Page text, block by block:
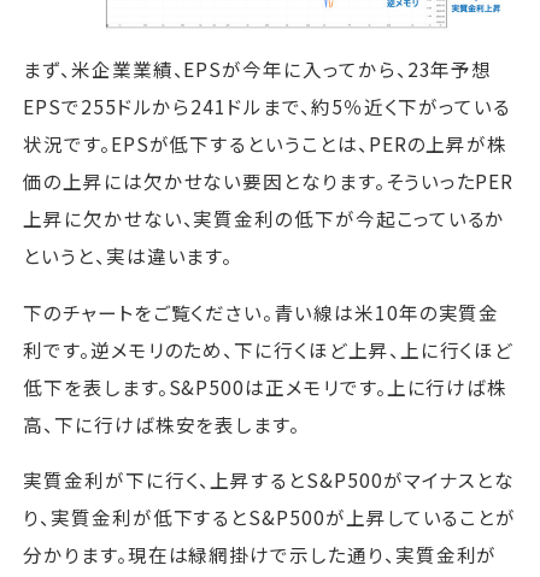
まず、米企業業績、EPSが今年に入ってから、23年予想
EPSで255ドルから241ドルまで、約5％近く下がっている
状況です。EPSが低下するということは、PERの上昇が株
価の上昇には欠かせない要因となります。そういったPER
上昇に欠かせない、実質金利の低下が今起こっているか
というと、実は違います。
下のチャートをご覧ください。青い線は米10年の実質金
利です。逆メモリのため、下に行くほど上昇、上に行くほど
低下を表します。S&P500は正メモリです。上に行けば株
高、下に行けば株安を表します。
実質金利が下に行く、上昇するとS&P500がマイナスとな
り、実質金利が低下するとS&P500が上昇していることが
分かります。現在は緑網掛けで示した通り、実質金利が